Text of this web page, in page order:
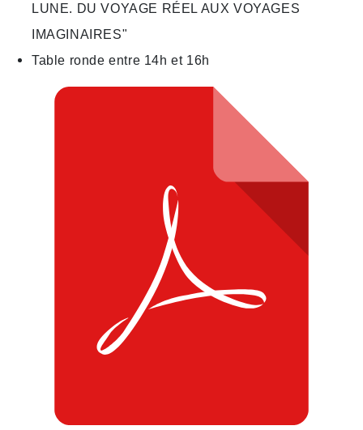
LUNE. DU VOYAGE RÉEL AUX VOYAGES
IMAGINAIRES"
Table ronde entre 14h et 16h